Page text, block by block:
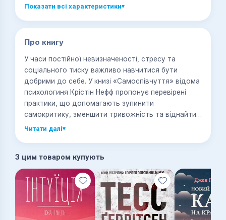
Показати всі характеристики▾
Про книгу
У часи постійної невизначеності, стресу та
соціального тиску важливо навчитися бути
добрими до себе. У книзі «Самоспівчуття» відома
психологиня Крістін Нефф пропонує перевірені
практики, що допомагають зупинити
самокритику, зменшити тривожність та віднайти
внутрішню стабільність. Поєднуючи наукові
турбота про себе, розуміння спільності
людського досвіду та усвідомленість — можуть
зміцнити стосунки, підвищити психологічну
стійкість і допомогти краще долати труднощі
сучасного життя.
Читати далі▾
З цим товаром купують